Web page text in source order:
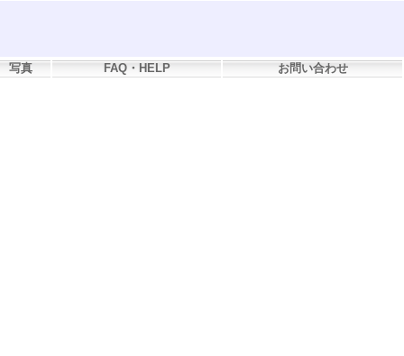
写真 FAQ・HELP お問い合わせ